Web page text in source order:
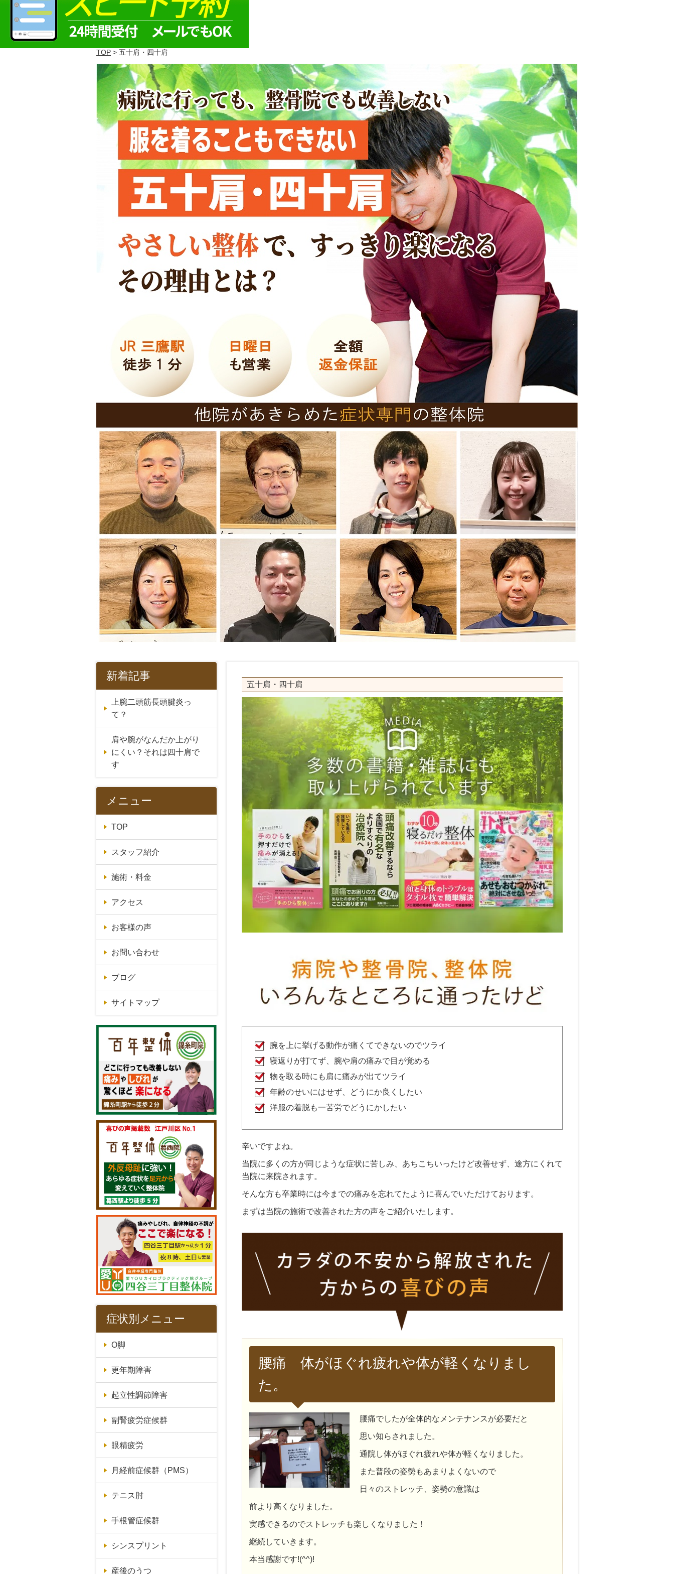
TOP > 五十肩・四十肩
五十肩・四十肩
腕を上に挙げる動作が痛くてできないのでツライ
寝返りが打てず、腕や肩の痛みで目が覚める
物を取る時にも肩に痛みが出てツライ
年齢のせいにはせず、どうにか良くしたい
洋服の着脱も一苦労でどうにかしたい
辛いですよね。
当院に多くの方が同じような症状に苦しみ、あちこちいったけど改善せず、途方にくれて
当院に来院されます。
そんな方も卒業時には今までの痛みを忘れてたように喜んでいただけております。
まずは当院の施術で改善された方の声をご紹介いたします。
腰痛 体がほぐれ疲れや体が軽くなりまし
た。
腰痛でしたが全体的なメンテナンスが必要だと
思い知らされました。
通院し体がほぐれ疲れや体が軽くなりました。
また普段の姿勢もあまりよくないので
日々のストレッチ、姿勢の意識は
前より高くなりました。
実感できるのでストレッチも楽しくなりました！
継続していきます。
本当感謝です!(^^)!
新着記事
上腕二頭筋長頭腱炎っ
て？
肩や腕がなんだか上がり
にくい？それは四十肩で
す
メニュー
TOP
スタッフ紹介
施術・料金
アクセス
お客様の声
お問い合わせ
ブログ
サイトマップ
症状別メニュー
O脚
更年期障害
起立性調節障害
副腎疲労症候群
眼精疲労
月経前症候群（PMS）
テニス肘
手根管症候群
シンスプリント
産後のうつ